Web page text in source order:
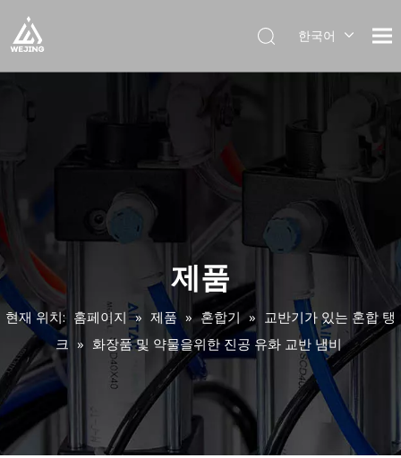
한국어
Español
제품
현재 위치: 홈페이지 » 제품 » 혼합기 » 교반기가 있는 혼합 탱
크 » 화장품 및 약물을위한 진공 유화 교반 냄비